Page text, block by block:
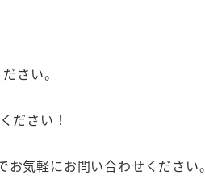
さい。
ださい！
気軽にお問い合わせください。